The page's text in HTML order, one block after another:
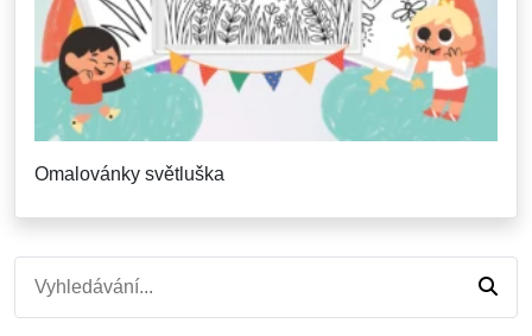
Omalovánky světluška